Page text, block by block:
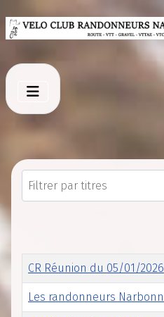
Filtrer par titres
Titre
CR Réunion du 05/01/2026
Les randonneurs